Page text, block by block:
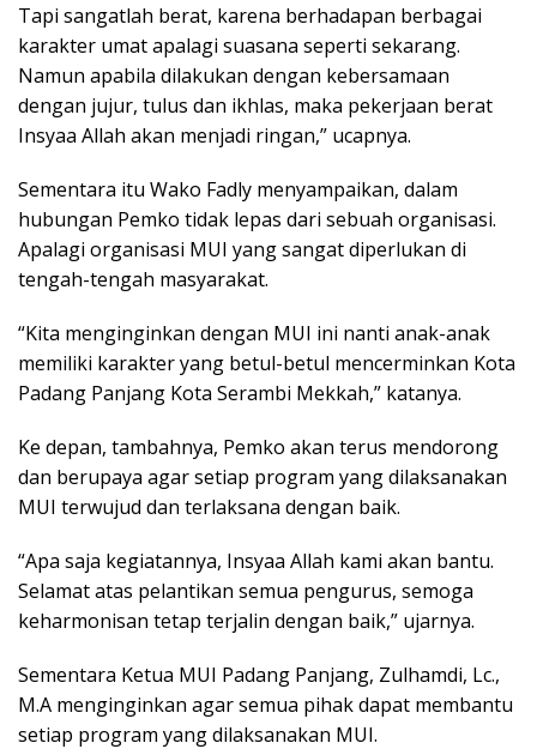
Tapi sangatlah berat, karena berhadapan berbagai
karakter umat apalagi suasana seperti sekarang.
Namun apabila dilakukan dengan kebersamaan
dengan jujur, tulus dan ikhlas, maka pekerjaan berat
Insyaa Allah akan menjadi ringan,” ucapnya.
Sementara itu Wako Fadly menyampaikan, dalam
hubungan Pemko tidak lepas dari sebuah organisasi.
Apalagi organisasi MUI yang sangat diperlukan di
tengah-tengah masyarakat.
“Kita menginginkan dengan MUI ini nanti anak-anak
memiliki karakter yang betul-betul mencerminkan Kota
Padang Panjang Kota Serambi Mekkah,” katanya.
Ke depan, tambahnya, Pemko akan terus mendorong
dan berupaya agar setiap program yang dilaksanakan
MUI terwujud dan terlaksana dengan baik.
“Apa saja kegiatannya, Insyaa Allah kami akan bantu.
Selamat atas pelantikan semua pengurus, semoga
keharmonisan tetap terjalin dengan baik,” ujarnya.
Sementara Ketua MUI Padang Panjang, Zulhamdi, Lc.,
M.A menginginkan agar semua pihak dapat membantu
setiap program yang dilaksanakan MUI.